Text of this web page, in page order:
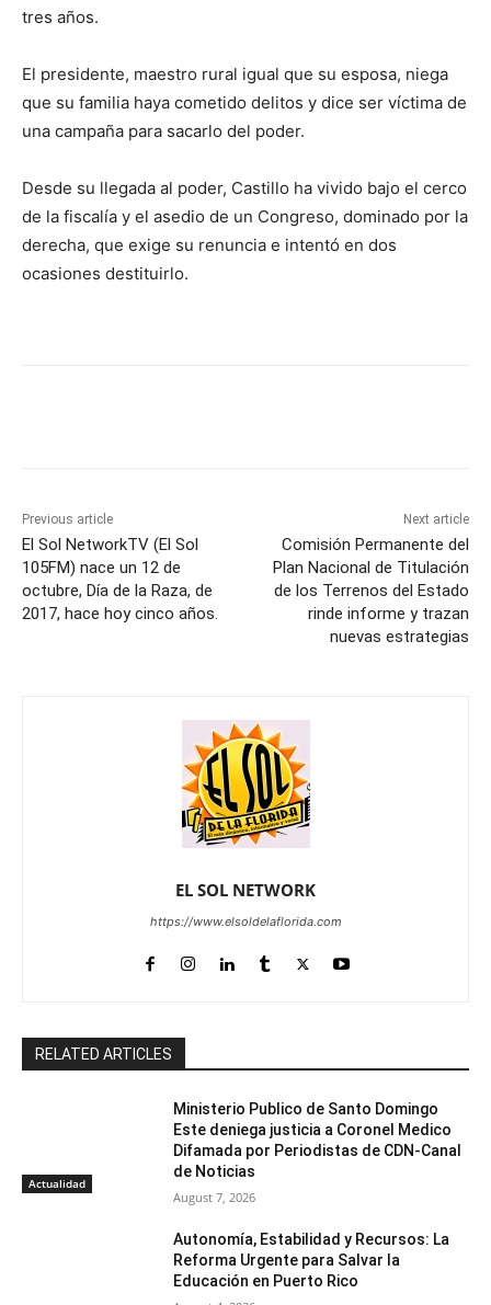
tres años.
El presidente, maestro rural igual que su esposa, niega
que su familia haya cometido delitos y dice ser víctima de
una campaña para sacarlo del poder.
Desde su llegada al poder, Castillo ha vivido bajo el cerco
de la fiscalía y el asedio de un Congreso, dominado por la
derecha, que exige su renuncia e intentó en dos
ocasiones destituirlo.
Previous article
El Sol NetworkTV (El Sol
105FM) nace un 12 de
octubre, Día de la Raza, de
2017, hace hoy cinco años.
Next article
Comisión Permanente del
Plan Nacional de Titulación
de los Terrenos del Estado
rinde informe y trazan
nuevas estrategias
EL SOL NETWORK
https://www.elsoldelaflorida.com
RELATED ARTICLES
Actualidad
Ministerio Publico de Santo Domingo
Este deniega justicia a Coronel Medico
Difamada por Periodistas de CDN-Canal
de Noticias
August 7, 2026
Autonomía, Estabilidad y Recursos: La
Reforma Urgente para Salvar la
Educación en Puerto Rico